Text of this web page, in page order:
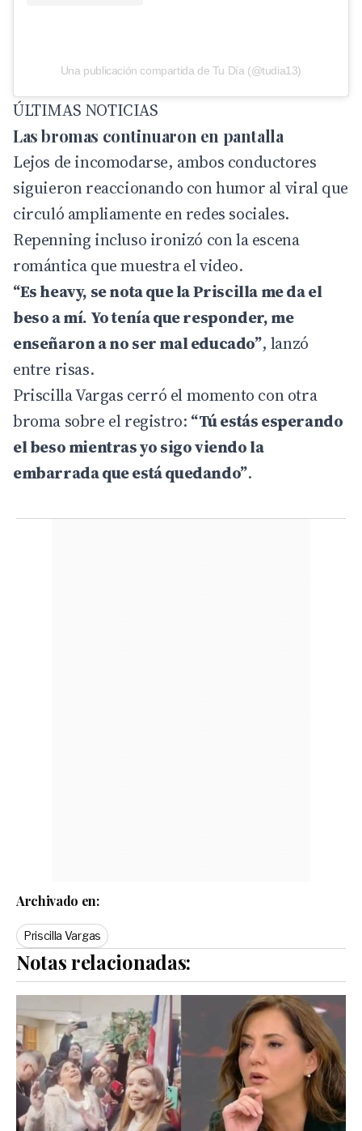
Una publicación compartida de Tu Día (@tudia13)
ÚLTIMAS NOTICIAS
Las bromas continuaron en pantalla
Lejos de incomodarse, ambos conductores
siguieron reaccionando con humor al viral que
circuló ampliamente en redes sociales.
Repenning incluso ironizó con la escena
romántica que muestra el video.
“Es heavy, se nota que la Priscilla me da el
beso a mí. Yo tenía que responder, me
enseñaron a no ser mal educado”, lanzó
entre risas.
Priscilla Vargas cerró el momento con otra
broma sobre el registro: “Tú estás esperando
el beso mientras yo sigo viendo la
embarrada que está quedando”.
Archivado en:
Priscilla Vargas
Notas relacionadas: